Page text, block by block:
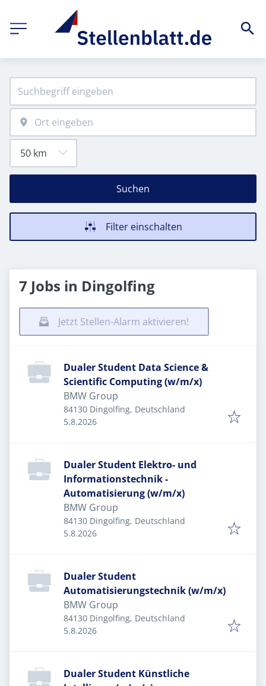
Suchen
Filter einschalten
7 Jobs in Dingolfing
Jetzt Stellen-Alarm aktivieren!
Dualer Student Data Science &
Scientific Computing (w/m/x)
BMW Group
84130 Dingolfing, Deutschland
Veröffentlicht
5.8.2026
Dualer Student Elektro- und
Informationstechnik -
Automatisierung (w/m/x)
BMW Group
84130 Dingolfing, Deutschland
Veröffentlicht
5.8.2026
Dualer Student
Automatisierungstechnik (w/m/x)
BMW Group
84130 Dingolfing, Deutschland
Veröffentlicht
5.8.2026
Dualer Student Künstliche